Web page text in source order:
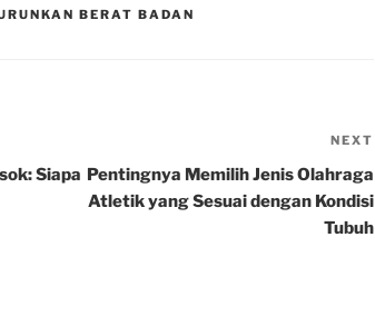
BERAT BADAN
Siapa
NEXT
Pentingnya Memilih Jenis Olahraga
Atletik yang Sesuai dengan Kondisi
Tubuh